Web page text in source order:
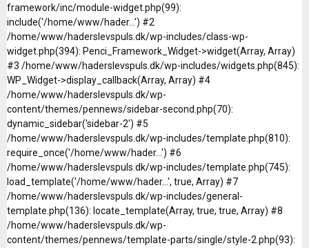
framework/inc/module-widget.php(99):
include('/home/www/hader...') #2
/home/www/haderslevspuls.dk/wp-includes/class-wp-
widget.php(394): Penci_Framework_Widget->widget(Array, Array)
#3 /home/www/haderslevspuls.dk/wp-includes/widgets.php(845):
WP_Widget->display_callback(Array, Array) #4
/home/www/haderslevspuls.dk/wp-
content/themes/pennews/sidebar-second.php(70):
dynamic_sidebar('sidebar-2') #5
/home/www/haderslevspuls.dk/wp-includes/template.php(810):
require_once('/home/www/hader...') #6
/home/www/haderslevspuls.dk/wp-includes/template.php(745):
load_template('/home/www/hader...', true, Array) #7
/home/www/haderslevspuls.dk/wp-includes/general-
template.php(136): locate_template(Array, true, true, Array) #8
/home/www/haderslevspuls.dk/wp-
content/themes/pennews/template-parts/single/style-2.php(93):